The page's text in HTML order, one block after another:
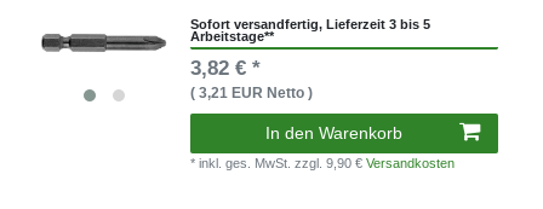
Sofort versandfertig, Lieferzeit 3 bis 5
Arbeitstage**
3,82 € *
( 3,21 EUR Netto )
In den Warenkorb
* inkl. ges. MwSt.zzgl. 9,90 €Versandkosten